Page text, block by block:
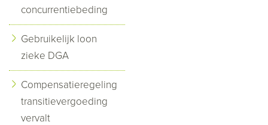
concurrentiebeding
Gebruikelijk loon
zieke DGA
Compensatieregeling
transitievergoeding
vervalt